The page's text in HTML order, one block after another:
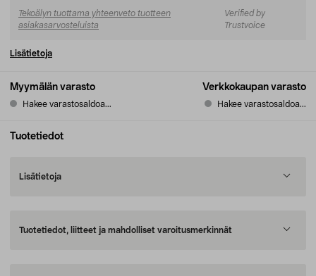
Myymälän varasto
Hakee varastosaldoa...
Verkkokaupan varasto
Hakee varastosaldoa...
Tekoälyn tuottama yhteenveto tuotteen
asiakasarvosteluista
Verified by
Trustvoice
Lisätietoja
Tuotetiedot
Lisätietoja
Tuotetiedot, liitteet ja mahdolliset varoitusmerkinnät